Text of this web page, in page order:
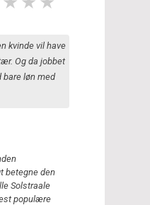
kvinde vil have
Og da jobbet
bare løn med
betegne den
Solstraale
populære